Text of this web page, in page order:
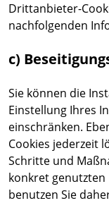
Drittanbieter-
nachfolgenden
c)
Sie können die
Einstellung Ihres
einschränken.
Cookies jederzeit
Schritte und
konkret genutzten
benutzen Sie